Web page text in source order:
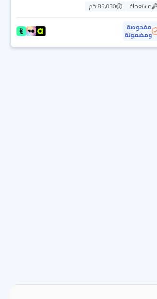
مستعملة
85,030 كم
مفحوصة
ومضمونة